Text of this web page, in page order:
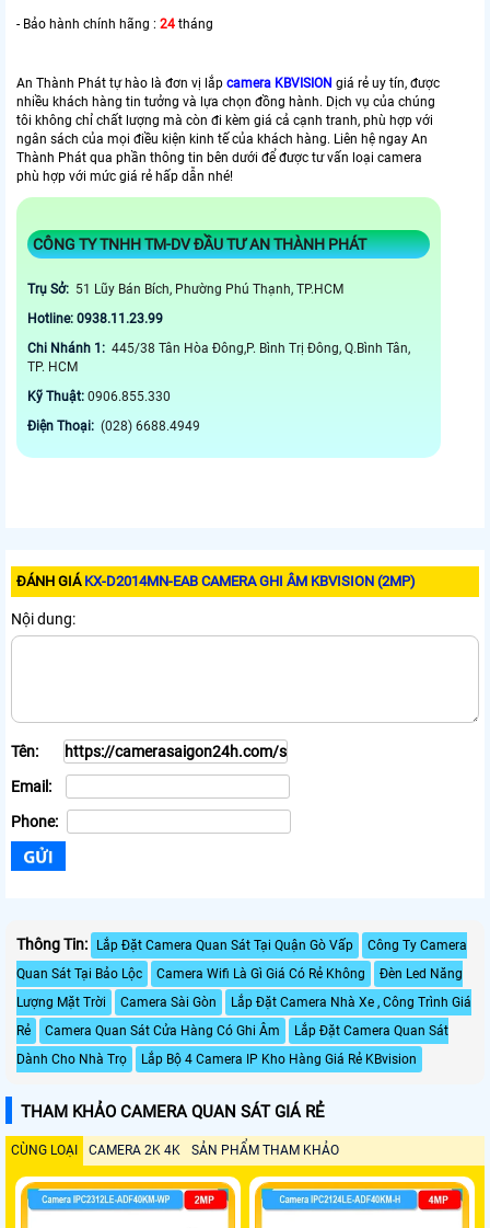
- Bảo hành chính hãng : 24 tháng
An Thành Phát tự hào là đơn vị lắp camera KBVISION giá rẻ uy tín, được
nhiều khách hàng tin tưởng và lựa chọn đồng hành. Dịch vụ của chúng
tôi không chỉ chất lượng mà còn đi kèm giá cả cạnh tranh, phù hợp với
ngân sách của mọi điều kiện kinh tế của khách hàng. Liên hệ ngay An
Thành Phát qua phần thông tin bên dưới để được tư vấn loại camera
phù hợp với mức giá rẻ hấp dẫn nhé!
CÔNG TY TNHH TM-DV ĐẦU TƯ AN THÀNH PHÁT
Trụ Sở: 51 Lũy Bán Bích, Phường Phú Thạnh, TP.HCM
Hotline: 0938.11.23.99
Chi Nhánh 1: 445/38 Tân Hòa Đông,P. Bình Trị Đông, Q.Bình Tân,
TP. HCM
Kỹ Thuật: 0906.855.330
Điện Thoại: (028) 6688.4949
ĐÁNH GIÁ KX-D2014MN-EAB CAMERA GHI ÂM KBVISION (2MP)
Nội dung:
Tên:
Email:
Phone:
Thông Tin: Lắp Đặt Camera Quan Sát Tại Quận Gò Vấp
Công Ty Camera
Quan Sát Tại Bảo Lộc
Camera Wifi Là Gì Giá Có Rẻ Không
Đèn Led Năng
Lượng Mặt Trời
Camera Sài Gòn
Lắp Đặt Camera Nhà Xe , Công Trình Giá
Rẻ
Camera Quan Sát Cửa Hàng Có Ghi Âm
Lắp Đặt Camera Quan Sát
Dành Cho Nhà Trọ
Lắp Bộ 4 Camera IP Kho Hàng Giá Rẻ KBvision
THAM KHẢO CAMERA QUAN SÁT GIÁ RẺ
CÙNG LOẠI CAMERA 2K 4K SẢN PHẨM THAM KHẢO